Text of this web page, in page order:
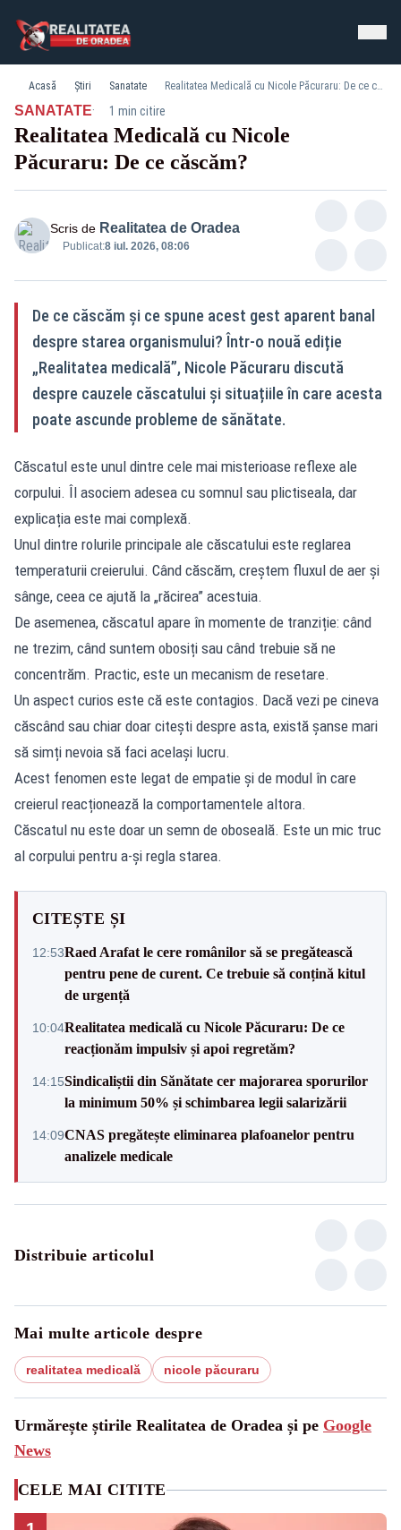
Acasă Știri Sanatate Realitatea Medicală cu Nicole Păcuraru: De ce căscăm?
SANATATE· 1 min citire
Realitatea Medicală cu Nicole
Păcuraru: De ce căscăm?
Scris de Realitatea de Oradea
Publicat:8 iul. 2026, 08:06
De ce căscăm și ce spune acest gest aparent banal
despre starea organismului? Într-o nouă ediție
„Realitatea medicală”, Nicole Păcuraru discută
despre cauzele căscatului și situațiile în care acesta
poate ascunde probleme de sănătate.
Căscatul este unul dintre cele mai misterioase reflexe ale
corpului. Îl asociem adesea cu somnul sau plictiseala, dar
explicația este mai complexă.
Unul dintre rolurile principale ale căscatului este reglarea
temperaturii creierului. Când căscăm, creștem fluxul de aer și
sânge, ceea ce ajută la „răcirea” acestuia.
De asemenea, căscatul apare în momente de tranziție: când
ne trezim, când suntem obosiți sau când trebuie să ne
concentrăm. Practic, este un mecanism de resetare.
Un aspect curios este că este contagios. Dacă vezi pe cineva
căscând sau chiar doar citești despre asta, există șanse mari
să simți nevoia să faci același lucru.
Acest fenomen este legat de empatie și de modul în care
creierul reacționează la comportamentele altora.
Căscatul nu este doar un semn de oboseală. Este un mic truc
al corpului pentru a-și regla starea.
CITEȘTE ȘI
12:53Raed Arafat le cere românilor să se pregătească
pentru pene de curent. Ce trebuie să conțină kitul
de urgență
10:04Realitatea medicală cu Nicole Păcuraru: De ce
reacționăm impulsiv și apoi regretăm?
14:15Sindicaliștii din Sănătate cer majorarea sporurilor
la minimum 50% și schimbarea legii salarizării
14:09CNAS pregătește eliminarea plafoanelor pentru
analizele medicale
Distribuie articolul
Mai multe articole despre
realitatea medicală nicole păcuraru
Urmărește știrile Realitatea de Oradea și pe Google
News
CELE MAI CITITE